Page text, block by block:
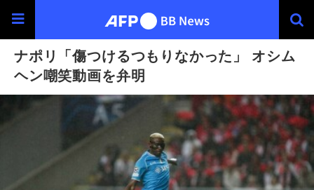
ナポリ「傷つけるつもりなかった」 オシム
ヘン嘲笑動画を弁明